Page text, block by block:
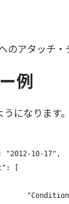
のアタッチ・
例
になります。
"2012-10-17",
[